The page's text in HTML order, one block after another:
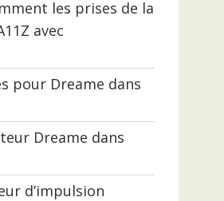
les prises de la
avec
pour Dreame dans
Dreame dans
d’impulsion